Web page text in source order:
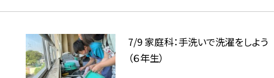
7/9 家庭科：手洗いで洗濯をしよう
（６年生）